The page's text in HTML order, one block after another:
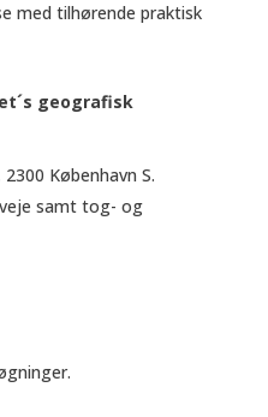
med tilhørende praktisk
geografisk
København S.
samt tog- og